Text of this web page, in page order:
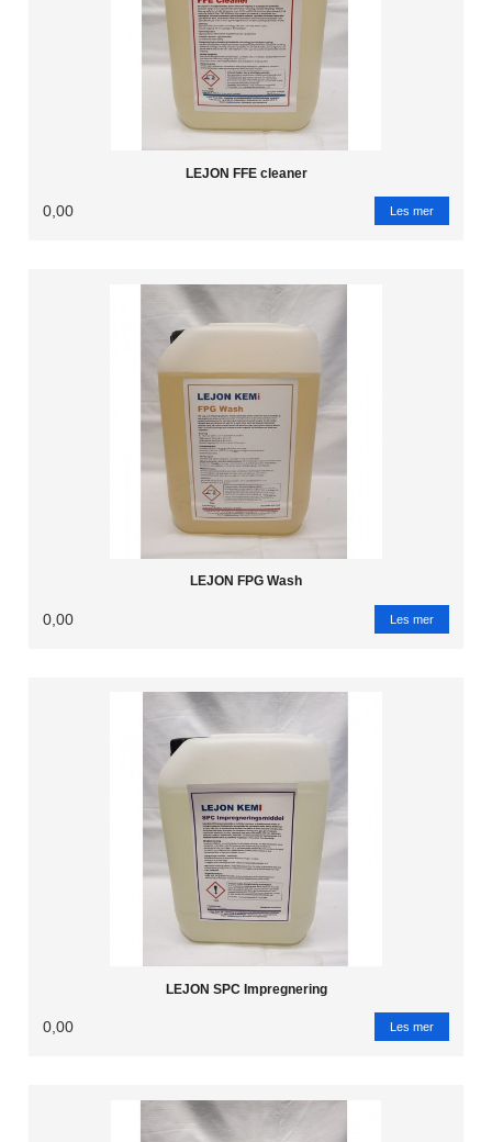
LEJON FFE cleaner
0,00 Les mer
LEJON FPG Wash
0,00 Les mer
LEJON SPC Impregnering
0,00 Les mer